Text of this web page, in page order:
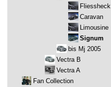
Fliessheck
Caravan
Limousine
Signum
bis Mj 2005
Vectra B
Vectra A
Fan Collection